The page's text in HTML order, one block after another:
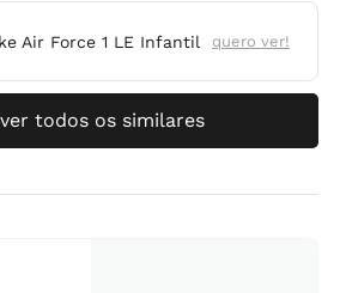
Air Force 1 LE Infantil quero ver!
todos os similares